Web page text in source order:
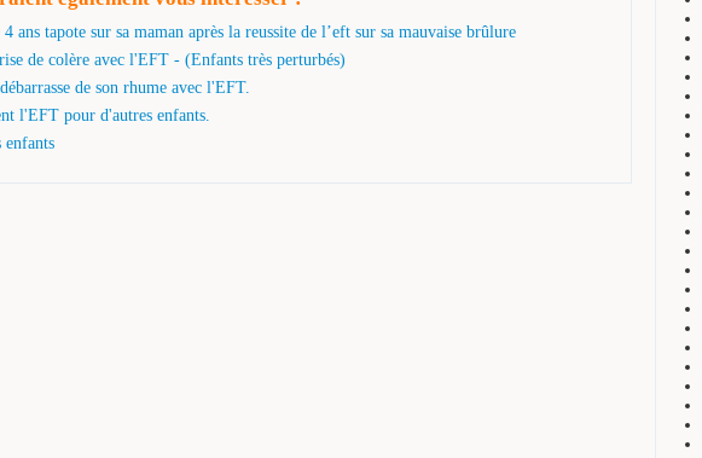
ans tapote sur sa maman après la reussite de l’eft sur sa mauvaise brûlure
de colère avec l'EFT - (Enfants très perturbés)
de son rhume avec l'EFT.
l'EFT pour d'autres enfants.